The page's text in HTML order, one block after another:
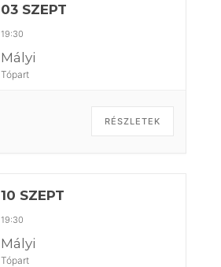
03 SZEPT
19:30
Mályi
Tópart
RÉSZLETEK
10 SZEPT
19:30
Mályi
Tópart